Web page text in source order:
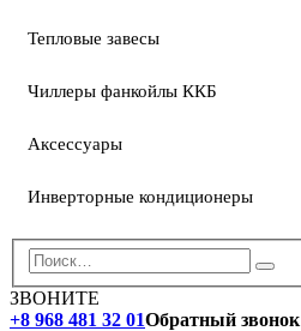
Тепловые завесы
Чиллеры фанкойлы ККБ
Аксессуары
Инверторные кондиционеры
ЗВОНИТЕ
+8 968 481 32 01Обратный звонок